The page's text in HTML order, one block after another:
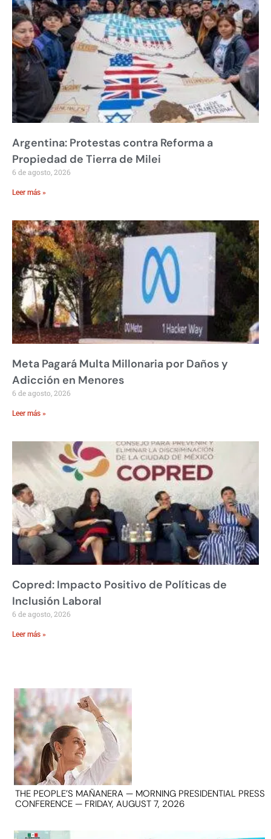
Argentina: Protestas contra Reforma a
Propiedad de Tierra de Milei
6 de agosto, 2026
Leer más »
Meta Pagará Multa Millonaria por Daños y
Adicción en Menores
6 de agosto, 2026
Leer más »
Copred: Impacto Positivo de Políticas de
Inclusión Laboral
6 de agosto, 2026
Leer más »
THE PEOPLE’S MAÑANERA — MORNING PRESIDENTIAL PRESS
CONFERENCE — FRIDAY, AUGUST 7, 2026